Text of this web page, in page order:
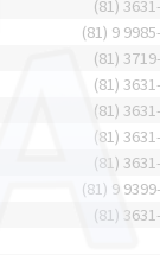
(81)
(81) 9
(81)
(81)
(81)
(81)
(81)
(81) 9
(81)